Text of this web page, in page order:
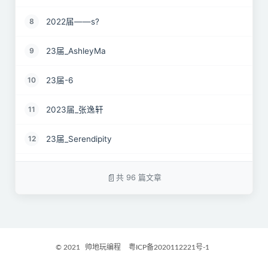
8 2022届——s?
9 23届_AshleyMa
10 23届-6
11 2023届_张逸轩
12 23届_Serendipity
共 96 篇文章
© 2021 帅地玩编程 粤ICP备2020112221号-1